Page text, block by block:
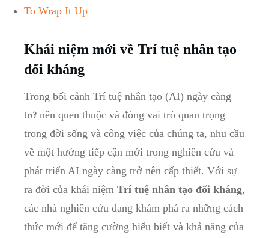
To Wrap It Up
Khái niệm mới về Trí tuệ nhân tạo
đối kháng
Trong ⁤bối cảnh Trí tuệ nhân tạo (AI) ngày ⁣càng
trở ‌nên quen thuộc và đóng ⁤vai trò ⁣quan‌ trọng
trong đời sống và công việc của chúng‍ ta, ‍nhu cầu
về⁤ một ‌hướng tiếp cận ⁢mới trong nghiên cứu và
phát triển ​AI ngày càng trở ⁤nên cấp ⁣thiết. Với sự
ra đời‍ của khái niệm Trí tuệ‌ nhân tạo ‌đối kháng,​
các nhà ‌nghiên cứu đang ​khám phá ra những cách
thức ⁤mới để tăng cường hiểu biết và khả ‌năng ‌của